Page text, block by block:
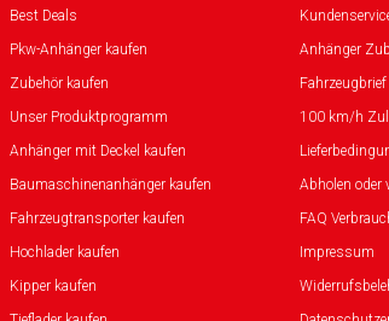
Best Deals
Pkw-Anhänger kaufen
Zubehör kaufen
Unser Produktprogramm
Anhänger mit Deckel kaufen
Baumaschinenanhänger kaufen
Fahrzeugtransporter kaufen
Hochlader kaufen
Kipper kaufen
Anhänger
100 km/h
Abholen oder
FAQ
Impressum